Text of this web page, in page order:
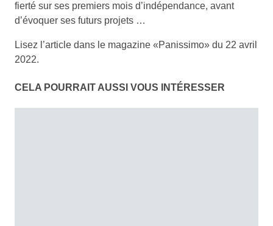
fierté sur ses premiers mois d’indépendance, avant
d’évoquer ses futurs projets …
Lisez l’article dans le magazine «Panissimo» du 22 avril
2022.
CELA POURRAIT AUSSI VOUS INTÉRESSER